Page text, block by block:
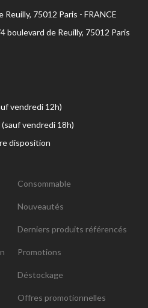
75012 Paris - FRANCE
boulevard de Reuilly, 75012 Paris
vendredi 12h)
vendredi 18h)
disposition
Consommable
Nouveautés
Derniers produits référencés
Promotions
Déstockage
Offres promotionnelles